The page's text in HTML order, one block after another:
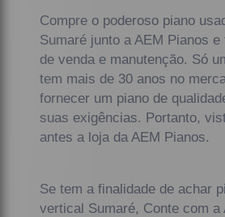
Compre o poderoso piano
Sumaré junto a AEM Pianos e
de venda e manutenção. Só
tem mais de 30 anos no
fornecer um piano de
suas exigências. Portanto,
antes a loja da AEM Pianos.
Se tem a finalidade de achar
vertical Sumaré, Conte com a